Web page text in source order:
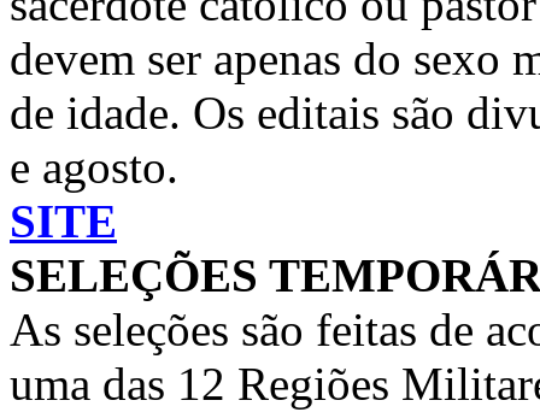
devem ser apenas do sexo
de idade. Os editais são
e agosto.
SITE
SELEÇÕES
As seleções são feitas de
uma das 12 Regiões